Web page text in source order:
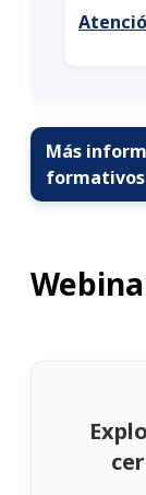
Más
formativos